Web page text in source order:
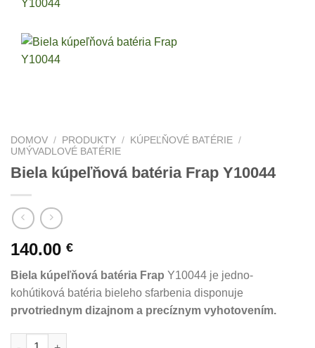
DOMOV / PRODUKTY / KÚPEĽŇOVÉ BATÉRIE /
UMÝVADLOVÉ BATÉRIE
Biela kúpeľňová batéria Frap Y10044
140.00 €
Biela kúpeľňová batéria Frap Y10044 je jedno-
kohútiková batéria bieleho sfarbenia disponuje
prvotriednym dizajnom a precíznym vyhotovením.
množstvo Biela kúpeľňová batéria Frap Y10044